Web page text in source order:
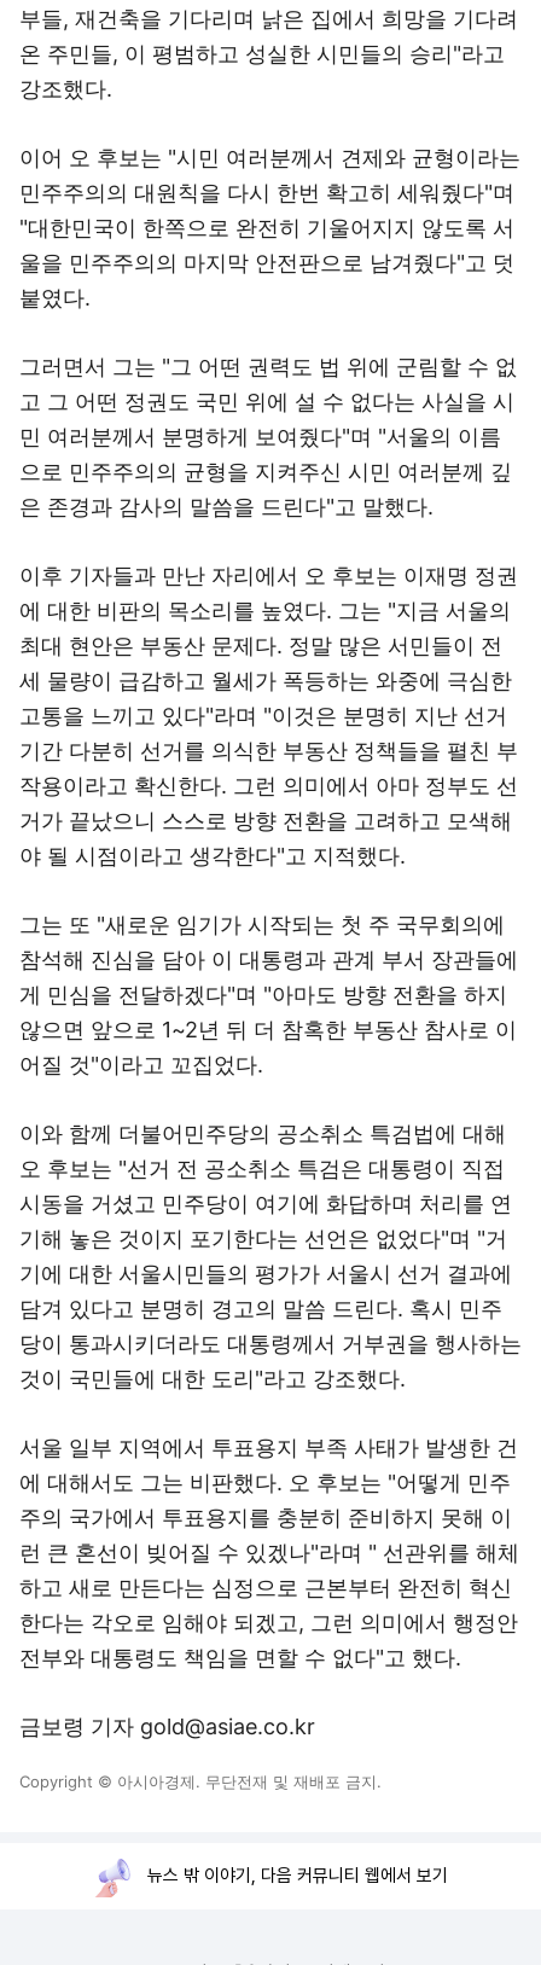
부들, 재건축을 기다리며 낡은 집에서 희망을 기다려
온 주민들, 이 평범하고 성실한 시민들의 승리"라고
강조했다.
이어 오 후보는 "시민 여러분께서 견제와 균형이라는
민주주의의 대원칙을 다시 한번 확고히 세워줬다"며
"대한민국이 한쪽으로 완전히 기울어지지 않도록 서
울을 민주주의의 마지막 안전판으로 남겨줬다"고 덧
붙였다.
그러면서 그는 "그 어떤 권력도 법 위에 군림할 수 없
고 그 어떤 정권도 국민 위에 설 수 없다는 사실을 시
민 여러분께서 분명하게 보여줬다"며 "서울의 이름
으로 민주주의의 균형을 지켜주신 시민 여러분께 깊
은 존경과 감사의 말씀을 드린다"고 말했다.
이후 기자들과 만난 자리에서 오 후보는 이재명 정권
에 대한 비판의 목소리를 높였다. 그는 "지금 서울의
최대 현안은 부동산 문제다. 정말 많은 서민들이 전
세 물량이 급감하고 월세가 폭등하는 와중에 극심한
고통을 느끼고 있다"라며 "이것은 분명히 지난 선거
기간 다분히 선거를 의식한 부동산 정책들을 펼친 부
작용이라고 확신한다. 그런 의미에서 아마 정부도 선
거가 끝났으니 스스로 방향 전환을 고려하고 모색해
야 될 시점이라고 생각한다"고 지적했다.
그는 또 "새로운 임기가 시작되는 첫 주 국무회의에
참석해 진심을 담아 이 대통령과 관계 부서 장관들에
게 민심을 전달하겠다"며 "아마도 방향 전환을 하지
않으면 앞으로 1~2년 뒤 더 참혹한 부동산 참사로 이
어질 것"이라고 꼬집었다.
이와 함께 더불어민주당의 공소취소 특검법에 대해
오 후보는 "선거 전 공소취소 특검은 대통령이 직접
시동을 거셨고 민주당이 여기에 화답하며 처리를 연
기해 놓은 것이지 포기한다는 선언은 없었다"며 "거
기에 대한 서울시민들의 평가가 서울시 선거 결과에
담겨 있다고 분명히 경고의 말씀 드린다. 혹시 민주
당이 통과시키더라도 대통령께서 거부권을 행사하는
것이 국민들에 대한 도리"라고 강조했다.
서울 일부 지역에서 투표용지 부족 사태가 발생한 건
에 대해서도 그는 비판했다. 오 후보는 "어떻게 민주
주의 국가에서 투표용지를 충분히 준비하지 못해 이
런 큰 혼선이 빚어질 수 있겠나"라며 " 선관위를 해체
하고 새로 만든다는 심정으로 근본부터 완전히 혁신
한다는 각오로 임해야 되겠고, 그런 의미에서 행정안
전부와 대통령도 책임을 면할 수 없다"고 했다.
금보령 기자 gold@asiae.co.kr
Copyright © 아시아경제. 무단전재 및 재배포 금지.
뉴스 밖 이야기, 다음 커뮤니티 웹에서 보기